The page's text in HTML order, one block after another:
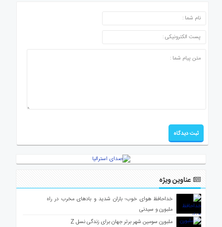
ارسال دیدگاه
عناوین ویژه
خداحافظ هوای خوب؛ باران شدید و بادهای مخرب در راه
ملبورن و سیدنی
ملبورن سومین شهر برتر جهان برای زندگی نسل Z